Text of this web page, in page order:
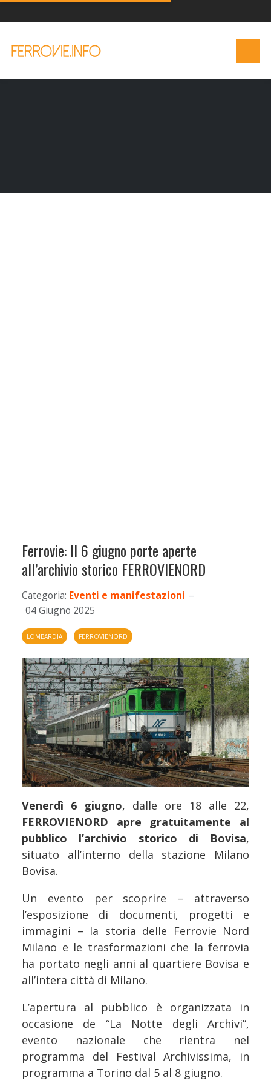
Ferrovie: Il 6 giugno porte aperte
all’archivio storico FERROVIENORD
Categoria: Eventi e manifestazioni
04 Giugno 2025
LOMBARDIA FERROVIENORD
Venerdì 6 giugno, dalle ore 18 alle 22,
FERROVIENORD apre gratuitamente al
pubblico l’archivio storico di Bovisa,
situato all’interno della stazione Milano
Bovisa.
Un evento per scoprire – attraverso
l’esposizione di documenti, progetti e
immagini – la storia delle Ferrovie Nord
Milano e le trasformazioni che la ferrovia
ha portato negli anni al quartiere Bovisa e
all’intera città di Milano.
L’apertura al pubblico è organizzata in
occasione de “La Notte degli Archivi”,
evento nazionale che rientra nel
programma del Festival Archivissima, in
programma a Torino dal 5 al 8 giugno.